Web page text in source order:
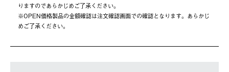
りますのであらかじめご了承ください。
※OPEN価格製品の⾦額確認は注⽂確認画⾯での確認となります。あらかじ
めご了承ください。